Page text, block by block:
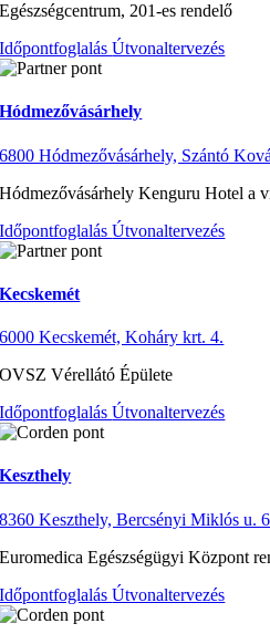
Egészségcentrum, 201-es rendelő
IdőpontfoglalásÚtvonaltervezés
Hódmezővásárhely
6800 Hódmezővásárhely, Szántó
Hódmezővásárhely Kenguru Hotel a
IdőpontfoglalásÚtvonaltervezés
Kecskemét
6000 Kecskemét, Koháry krt. 4.
OVSZ Vérellátó Épülete
IdőpontfoglalásÚtvonaltervezés
Keszthely
8360 Keszthely, Bercsényi Miklós u.
Euromedica Egészségügyi Központ
IdőpontfoglalásÚtvonaltervezés